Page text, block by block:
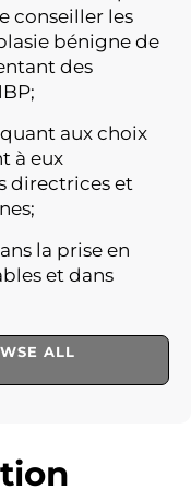
conseiller les
bénigne de
des
aux choix
à eux
directrices et
la prise en
et dans
ALL